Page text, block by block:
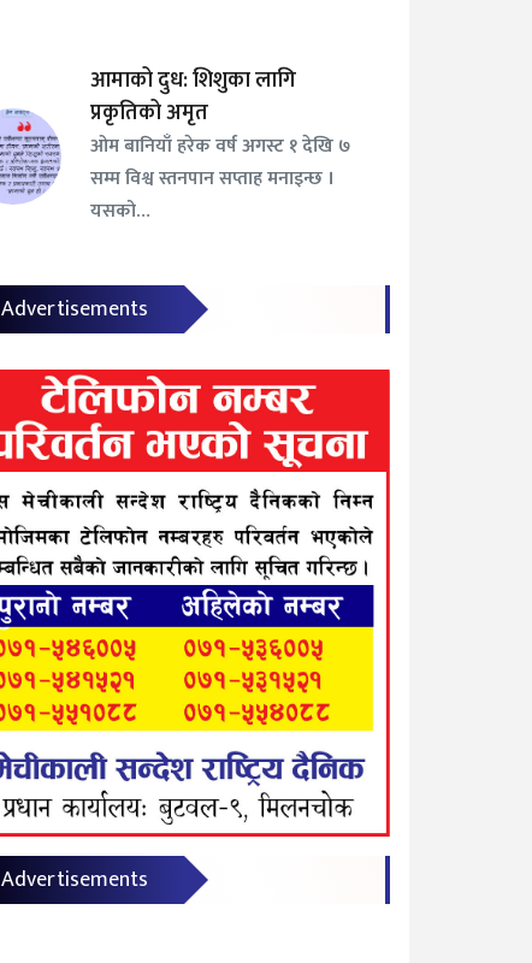
आमाको दुध: शिशुका लागि
प्रकृतिको अमृत
ओम बानियाँ हरेक वर्ष अगस्ट १ देखि ७
सम्म विश्व स्तनपान सप्ताह मनाइन्छ ।
यसको…
Advertisements
Advertisements